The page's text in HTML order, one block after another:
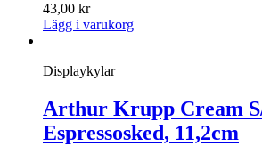
43,00 kr
Lägg i varukorg
Displaykylar
Arthur Krupp Cream
Espressosked, 11,2cm